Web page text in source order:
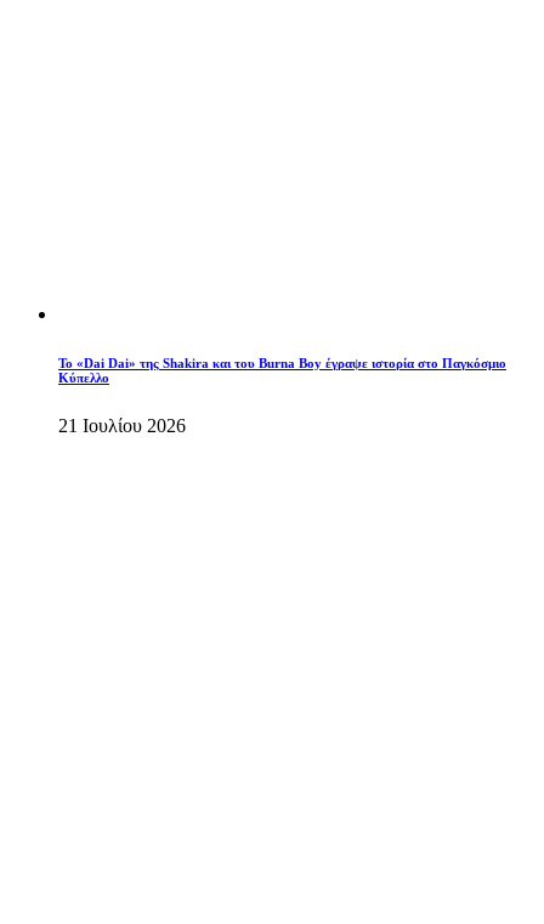
To «Dai Dai» της Shakira και του Burna Boy έγραψε ιστορία στο Παγκόσμιο
Κύπελλο
21 Ιουλίου 2026